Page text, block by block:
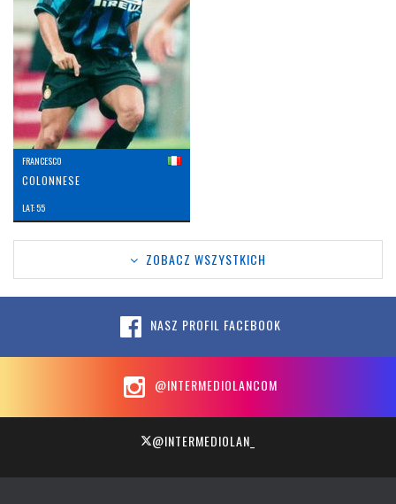
FRANCESCO
COLONNESE
LAT: 55
ZOBACZ WSZYSTKICH
NASZ PROFIL FACEBOOK
@INTERMEDIOLANCOM
@INTERMEDIOLAN_